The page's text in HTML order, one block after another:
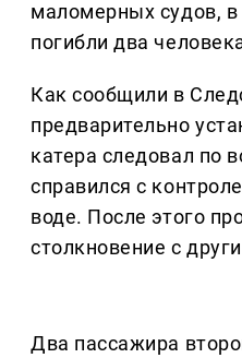
маломерных судов, в
погибли два
Как сообщили в
предварительно
катера следовал по
справился с
воде. После этого
столкновение с
Два пассажира